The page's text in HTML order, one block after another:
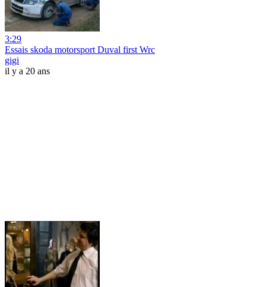
3:29
Essais skoda motorsport Duval first Wrc
gigi
il y a 20 ans